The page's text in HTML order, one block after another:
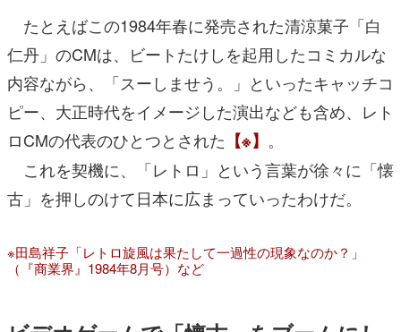
たとえばこの1984年春に発売された清涼菓子「白
仁丹」のCMは、ビートたけしを起用したコミカルな
内容ながら、「スーしませう。」といったキャッチコ
ピー、大正時代をイメージした演出なども含め、レト
ロCMの代表のひとつとされた 【※】 。
これを契機に、「レトロ」という言葉が徐々に「懐
古」を押しのけて日本に広まっていったわけだ。
※田島祥子「レトロ旋風は果たして一過性の現象なのか？」
（『商業界』1984年8月号）など